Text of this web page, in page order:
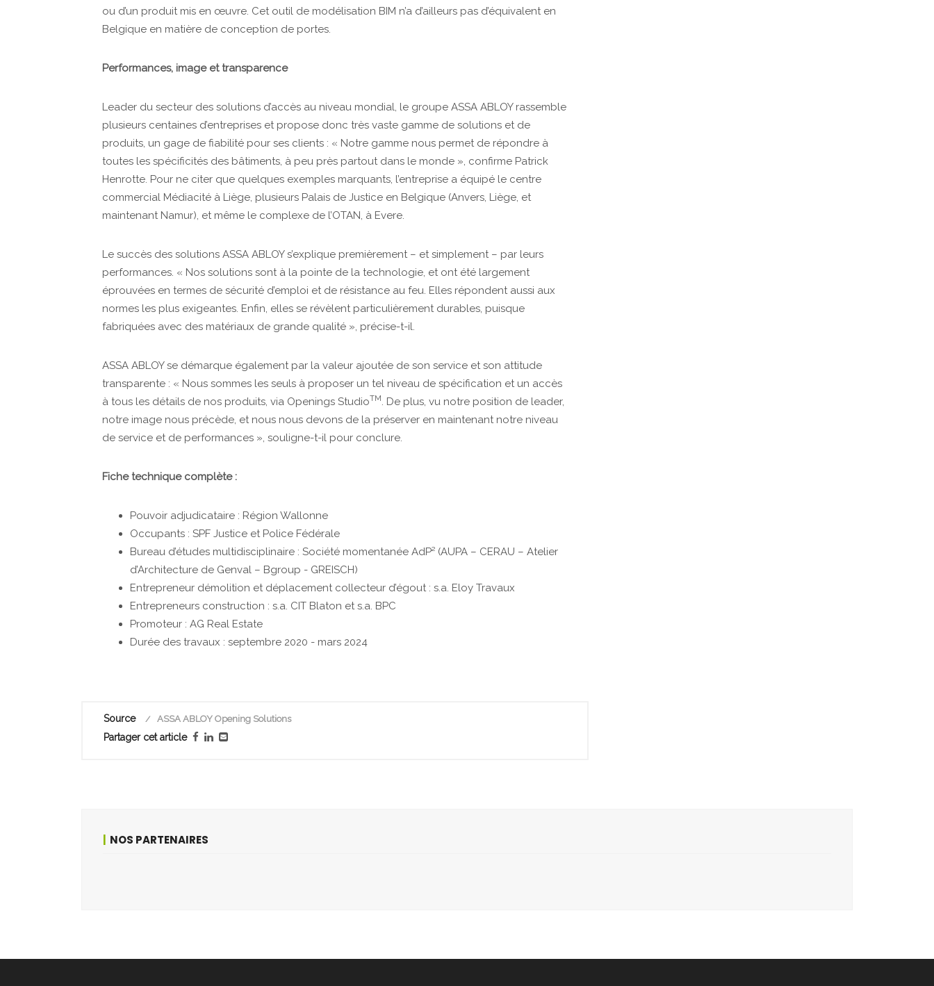
ou d’un produit mis en œuvre. Cet outil de modélisation BIM n’a d’ailleurs pas d’équivalent en
Belgique en matière de conception de portes.
Performances, image et transparence
Leader du secteur des solutions d’accès au niveau mondial, le groupe ASSA ABLOY rassemble
plusieurs centaines d’entreprises et propose donc très vaste gamme de solutions et de
produits, un gage de fiabilité pour ses clients : « Notre gamme nous permet de répondre à
toutes les spécificités des bâtiments, à peu près partout dans le monde », confirme Patrick
Henrotte. Pour ne citer que quelques exemples marquants, l’entreprise a équipé le centre
commercial Médiacité à Liège, plusieurs Palais de Justice en Belgique (Anvers, Liège, et
maintenant Namur), et même le complexe de l’OTAN, à Evere.
Le succès des solutions ASSA ABLOY s’explique premièrement – et simplement – par leurs
performances. « Nos solutions sont à la pointe de la technologie, et ont été largement
éprouvées en termes de sécurité d’emploi et de résistance au feu. Elles répondent aussi aux
normes les plus exigeantes. Enfin, elles se révèlent particulièrement durables, puisque
fabriquées avec des matériaux de grande qualité », précise-t-il.
ASSA ABLOY se démarque également par la valeur ajoutée de son service et son attitude
transparente : « Nous sommes les seuls à proposer un tel niveau de spécification et un accès
à tous les détails de nos produits, via Openings StudioTM. De plus, vu notre position de leader,
notre image nous précède, et nous nous devons de la préserver en maintenant notre niveau
de service et de performances », souligne-t-il pour conclure.
Fiche technique complète :
Pouvoir adjudicataire : Région Wallonne
Occupants : SPF Justice et Police Fédérale
Bureau d’études multidisciplinaire : Société momentanée AdP² (AUPA – CERAU – Atelier
d’Architecture de Genval – Bgroup - GREISCH)
Entrepreneur démolition et déplacement collecteur d’égout : s.a. Eloy Travaux
Entrepreneurs construction : s.a. CIT Blaton et s.a. BPC
Promoteur : AG Real Estate
Durée des travaux : septembre 2020 - mars 2024
Source ASSA ABLOY Opening Solutions
Partager cet article
NOS PARTENAIRES